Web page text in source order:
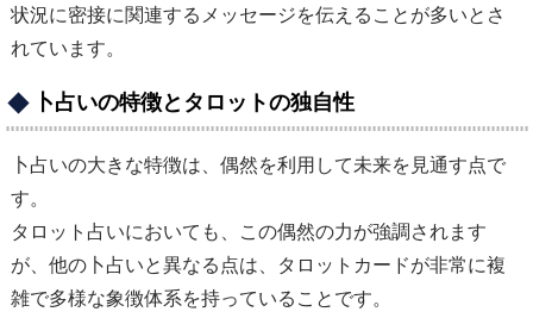
状況に密接に関連するメッセージを伝えることが多いとさ
れています。
卜占いの特徴とタロットの独自性
卜占いの大きな特徴は、偶然を利用して未来を見通す点で
す。
タロット占いにおいても、この偶然の力が強調されます
が、他の卜占いと異なる点は、タロットカードが非常に複
雑で多様な象徴体系を持っていることです。